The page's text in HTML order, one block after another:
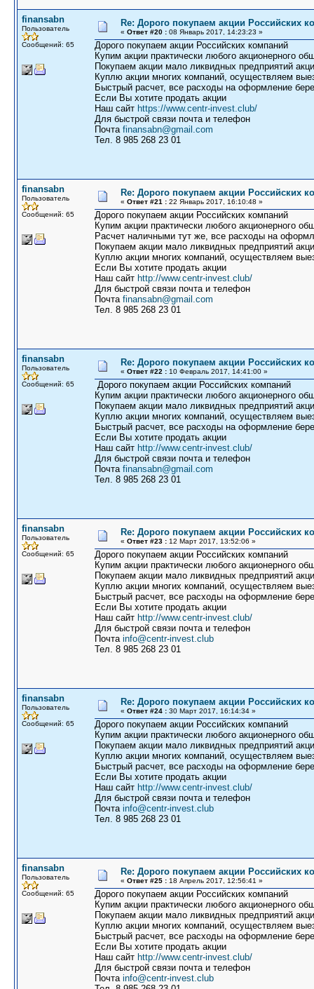
finansabn
Пользователь
Сообщений: 65
Re: Дорого покупаем акции Российских
« Ответ #20 : 08 Январь 2017, 14:23:23 »
Дорого покупаем акции Российских компаний
Купим акции практически любого акционерного
Покупаем акции мало ликвидных предприятий
Куплю акции многих компаний, осуществляем
Быстрый расчет, все расходы на оформление
Если Вы хотите продать акции
Наш сайт https://www.centr-invest.club/
Для быстрой связи почта и телефон
Почта finansabn@gmail.com
Тел. 8 985 268 23 01
finansabn
Пользователь
Сообщений: 65
Re: Дорого покупаем акции Российских
« Ответ #21 : 22 Январь 2017, 16:10:48 »
Дорого покупаем акции Российских компаний
Купим акции практически любого акционерного
Расчет наличными тут же, все расходы на
Покупаем акции мало ликвидных предприятий
Куплю акции многих компаний, осуществляем
Если Вы хотите продать акции
Наш сайт http://www.centr-invest.club/
Для быстрой связи почта и телефон
Почта finansabn@gmail.com
Тел. 8 985 268 23 01
finansabn
Пользователь
Сообщений: 65
Re: Дорого покупаем акции Российских
« Ответ #22 : 10 Февраль 2017, 14:41:00 »
Дорого покупаем акции Российских компаний
Купим акции практически любого акционерного
Покупаем акции мало ликвидных предприятий
Куплю акции многих компаний, осуществляем
Быстрый расчет, все расходы на оформление
Если Вы хотите продать акции
Наш сайт http://www.centr-invest.club/
Для быстрой связи почта и телефон
Почта finansabn@gmail.com
Тел. 8 985 268 23 01
finansabn
Пользователь
Сообщений: 65
Re: Дорого покупаем акции Российских
« Ответ #23 : 12 Март 2017, 13:52:06 »
Дорого покупаем акции Российских компаний
Купим акции практически любого акционерного
Покупаем акции мало ликвидных предприятий
Куплю акции многих компаний, осуществляем
Быстрый расчет, все расходы на оформление
Если Вы хотите продать акции
Наш сайт http://www.centr-invest.club/
Для быстрой связи почта и телефон
Почта info@centr-invest.club
Тел. 8 985 268 23 01
finansabn
Пользователь
Сообщений: 65
Re: Дорого покупаем акции Российских
« Ответ #24 : 30 Март 2017, 16:14:34 »
Дорого покупаем акции Российских компаний
Купим акции практически любого акционерного
Покупаем акции мало ликвидных предприятий
Куплю акции многих компаний, осуществляем
Быстрый расчет, все расходы на оформление
Если Вы хотите продать акции
Наш сайт http://www.centr-invest.club/
Для быстрой связи почта и телефон
Почта info@centr-invest.club
Тел. 8 985 268 23 01
finansabn
Пользователь
Сообщений: 65
Re: Дорого покупаем акции Российских
« Ответ #25 : 18 Апрель 2017, 12:56:41 »
Дорого покупаем акции Российских компаний
Купим акции практически любого акционерного
Покупаем акции мало ликвидных предприятий
Куплю акции многих компаний, осуществляем
Быстрый расчет, все расходы на оформление
Если Вы хотите продать акции
Наш сайт http://www.centr-invest.club/
Для быстрой связи почта и телефон
Почта info@centr-invest.club